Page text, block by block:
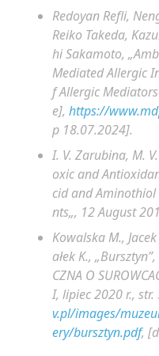
Redoyan Refli,
Reiko Takeda,
hi Sakamoto, „
Mediated Allergic
f Allergic
e], https://
p 18.07.2024].
I. V. Zarubina, M.
oxic and
cid and
nts„, 12 August
Kowalska M.,
ałek K.,
CZNA O
I, lipiec 2020 r.,
v.pl/images/
ery/bursztyn.pdf,